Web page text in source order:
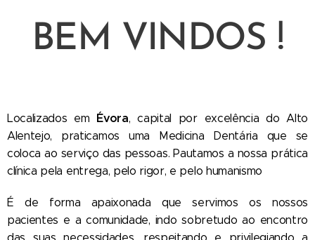
BEM VINDOS !
Localizados em Évora, capital por excelência do Alto
Alentejo, praticamos uma Medicina Dentária que se
coloca ao serviço das pessoas. Pautamos a nossa prática
clínica pela entrega, pelo rigor, e pelo humanismo
É de forma apaixonada que servimos os nossos
pacientes e a comunidade, indo sobretudo ao encontro
das suas necessidades, respeitando e privilegiando a